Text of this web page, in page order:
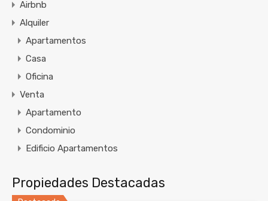
Airbnb
Alquiler
Apartamentos
Casa
Oficina
Venta
Apartamento
Condominio
Edificio Apartamentos
Propiedades Destacadas